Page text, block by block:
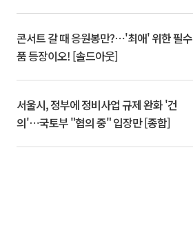
콘서트 갈 때 응원봉만?⋯'최애' 위한 필수
품 등장이오! [솔드아웃]
서울시, 정부에 정비사업 규제 완화 '건
의'⋯국토부 "협의 중" 입장만 [종합]